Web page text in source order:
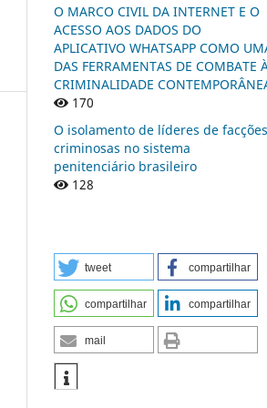
O MARCO CIVIL DA INTERNET E O
ACESSO AOS DADOS DO
APLICATIVO WHATSAPP COMO
DAS FERRAMENTAS DE COMBATE
CRIMINALIDADE
170
O isolamento de líderes de facções
criminosas no sistema
penitenciário brasileiro
128
tweet compartilhar
compartilhar compartilhar
mail